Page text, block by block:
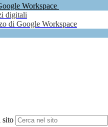
Workspace
digitali
di Google Workspace
sito